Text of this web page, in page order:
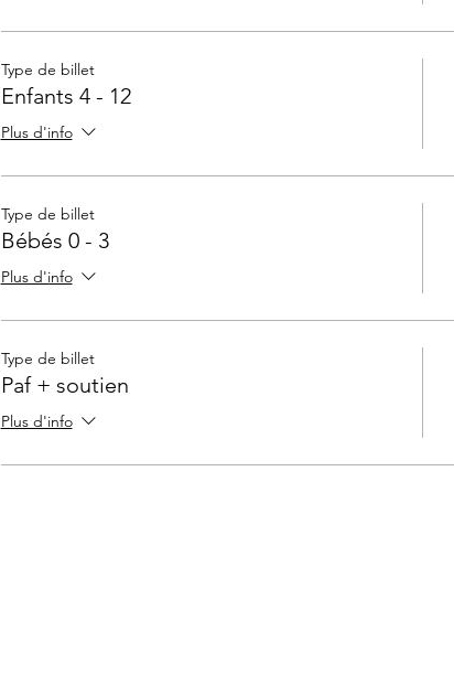
Type de billet
Enfants 4 - 12
Plus d'info
Type de billet
Bébés 0 - 3
Plus d'info
Type de billet
Paf + soutien
Plus d'info